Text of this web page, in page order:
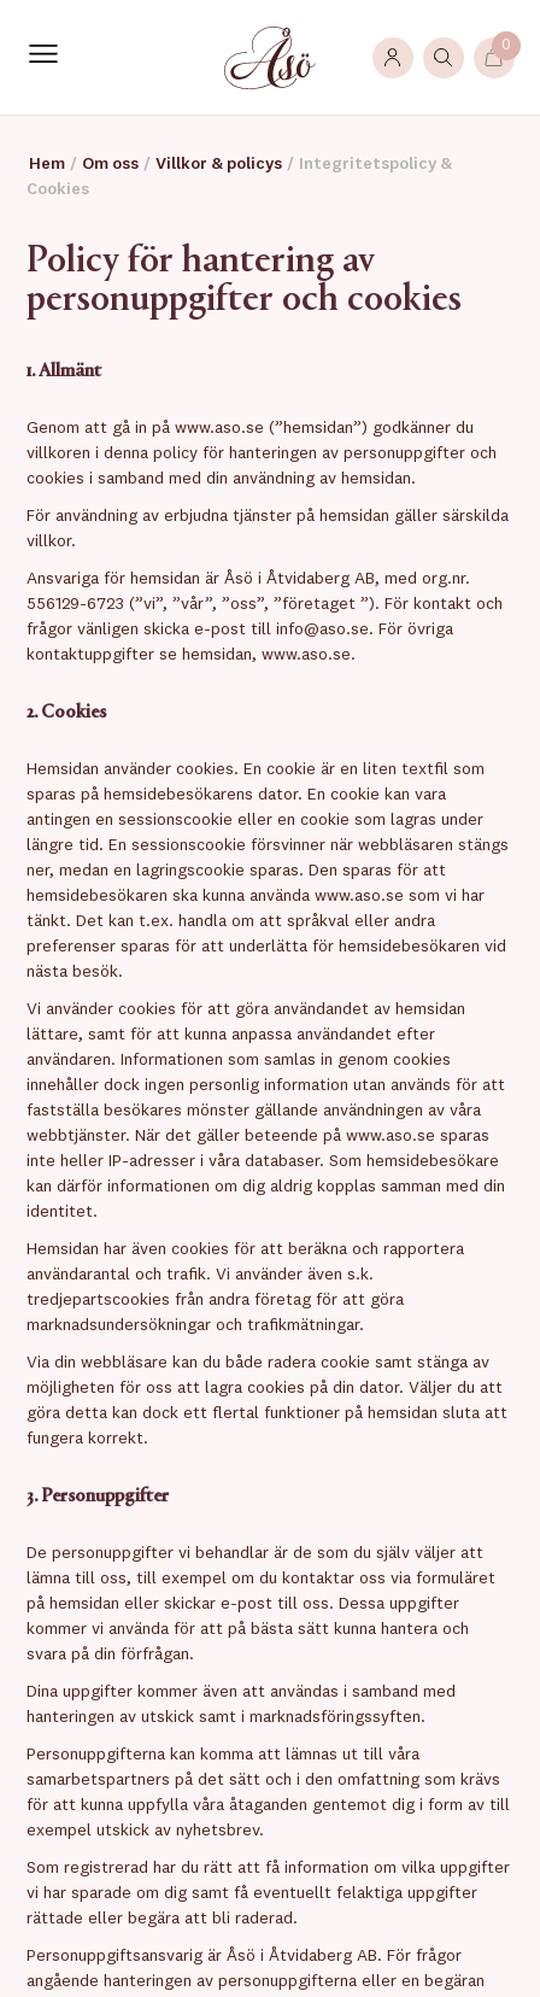
0
Hem / Om oss / Villkor & policys /
Integritetspolicy &
Cookies
Policy för hantering av
personuppgifter och cookies
1. Allmänt
Genom att gå in på www.aso.se (”hemsidan”) godkänner du
villkoren i denna policy för hanteringen av personuppgifter och
cookies i samband med din användning av hemsidan.
För användning av erbjudna tjänster på hemsidan gäller särskilda
villkor.
Ansvariga för hemsidan är Åsö i Åtvidaberg AB, med org.nr.
556129-6723 (”vi”, ”vår”, ”oss”, ”företaget ”). För kontakt och
frågor vänligen skicka e-post till info@aso.se. För övriga
kontaktuppgifter se hemsidan, www.aso.se.
2. Cookies
Hemsidan använder cookies. En cookie är en liten textfil som
sparas på hemsidebesökarens dator. En cookie kan vara
antingen en sessionscookie eller en cookie som lagras under
längre tid. En sessionscookie försvinner när webbläsaren stängs
ner, medan en lagringscookie sparas. Den sparas för att
hemsidebesökaren ska kunna använda www.aso.se som vi har
tänkt. Det kan t.ex. handla om att språkval eller andra
preferenser sparas för att underlätta för hemsidebesökaren vid
nästa besök.
Vi använder cookies för att göra användandet av hemsidan
lättare, samt för att kunna anpassa användandet efter
användaren. Informationen som samlas in genom cookies
innehåller dock ingen personlig information utan används för att
fastställa besökares mönster gällande användningen av våra
webbtjänster. När det gäller beteende på www.aso.se sparas
inte heller IP-adresser i våra databaser. Som hemsidebesökare
kan därför informationen om dig aldrig kopplas samman med din
identitet.
Hemsidan har även cookies för att beräkna och rapportera
användarantal och trafik. Vi använder även s.k.
tredjepartscookies från andra företag för att göra
marknadsundersökningar och trafikmätningar.
Via din webbläsare kan du både radera cookie samt stänga av
möjligheten för oss att lagra cookies på din dator. Väljer du att
göra detta kan dock ett flertal funktioner på hemsidan sluta att
fungera korrekt.
3. Personuppgifter
De personuppgifter vi behandlar är de som du själv väljer att
lämna till oss, till exempel om du kontaktar oss via formuläret
på hemsidan eller skickar e-post till oss. Dessa uppgifter
kommer vi använda för att på bästa sätt kunna hantera och
svara på din förfrågan.
Dina uppgifter kommer även att användas i samband med
hanteringen av utskick samt i marknadsföringssyften.
Personuppgifterna kan komma att lämnas ut till våra
samarbetspartners på det sätt och i den omfattning som krävs
för att kunna uppfylla våra åtaganden gentemot dig i form av till
exempel utskick av nyhetsbrev.
Som registrerad har du rätt att få information om vilka uppgifter
vi har sparade om dig samt få eventuellt felaktiga uppgifter
rättade eller begära att bli raderad.
Personuppgiftsansvarig är Åsö i Åtvidaberg AB. För frågor
angående hanteringen av personuppgifterna eller en begäran